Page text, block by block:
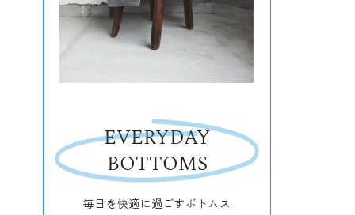
EVERYDAY
BOTTOMS
毎日を快適に過ごすボトムス